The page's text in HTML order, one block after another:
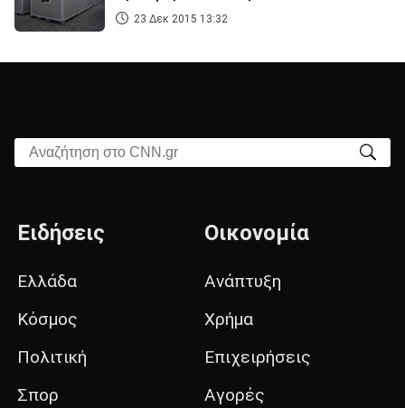
23 Δεκ 2015 13:32
Αναζήτηση στο CNN.gr
Ειδήσεις
Ελλάδα
Κόσμος
Πολιτική
Σπορ
Οικονομία
Ανάπτυξη
Χρήμα
Επιχειρήσεις
Αγορές